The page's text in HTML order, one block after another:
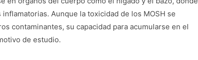
Aunque la toxicidad de los MOSH se
contaminantes, su capacidad para acumularse en el
de estudio.